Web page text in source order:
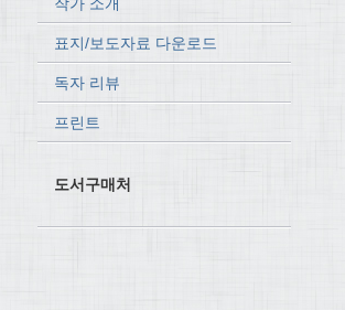
표지/보도자료 다운로드
독자 리뷰
프린트
도서구매처